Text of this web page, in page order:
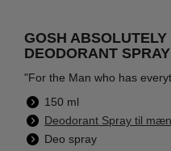
GOSH
DEODORANT
"For the Man who has
150 ml
Deodorant Spray til
Deo spray